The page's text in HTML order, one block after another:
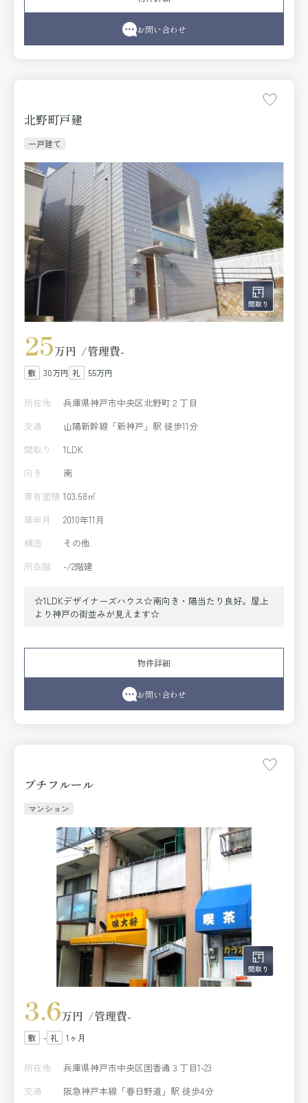
お問い合わせ
北野町戸建
一戸建て
25万円 管理費-
30万円 55万円
所在地
兵庫県神戸市中央区北野町２丁目
交通
山陽新幹線「新神戸」駅 徒歩11分
間取り
1LDK
向き
南
専有面積 103.68㎡
築年月
2010年11月
構造
その他
所在階
-/2階建
☆1LDKデザイナーズハウス☆南向き・陽当たり良好。屋上
より神戸の街並みが見えます☆
物件詳細
お問い合わせ
プチフルール
マンション
3.6万円 管理費-
- 1ヶ月
所在地
兵庫県神戸市中央区国香通３丁目1-23
交通
阪急神戸本線「春日野道」駅 徒歩4分